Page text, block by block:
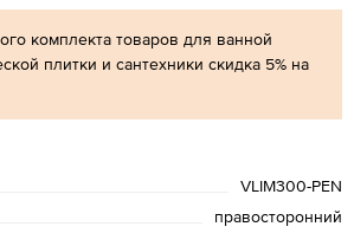
комплекта товаров для ванной
плитки и сантехники скидка 5% на
VLIM300-PEN
правосторонний